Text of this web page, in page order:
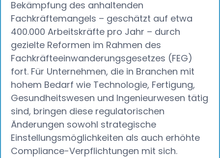
Bekämpfung des anhaltenden
Fachkräftemangels – geschätzt auf etwa
400.000 Arbeitskräfte pro Jahr – durch
gezielte Reformen im Rahmen des
Fachkräfteeinwanderungsgesetzes (FEG)
fort. Für Unternehmen, die in Branchen mit
hohem Bedarf wie Technologie, Fertigung,
Gesundheitswesen und Ingenieurwesen tätig
sind, bringen diese regulatorischen
Änderungen sowohl strategische
Einstellungsmöglichkeiten als auch erhöhte
Compliance-Verpflichtungen mit sich.